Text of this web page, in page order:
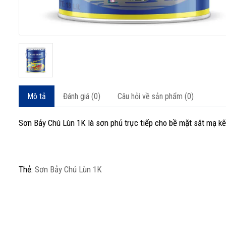
Mô tả Đánh giá (0) Câu hỏi về sản phẩm (0)
Sơn Bảy Chú Lùn 1K là sơn phủ trực tiếp cho bề mặt sắt mạ
Thẻ: Sơn Bảy Chú Lùn 1K